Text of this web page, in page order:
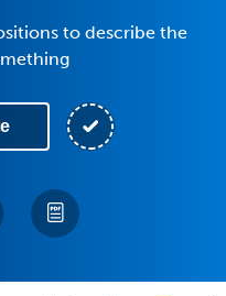
to describe the